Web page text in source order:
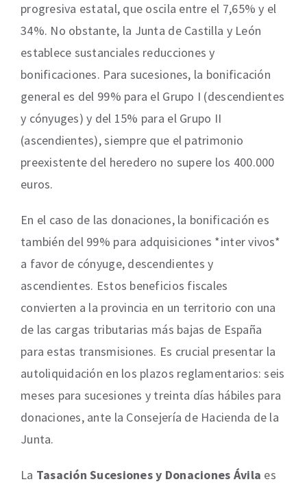
progresiva estatal, que oscila entre el 7,65% y el
34%. No obstante, la Junta de Castilla y León
establece sustanciales reducciones y
bonificaciones. Para sucesiones, la bonificación
general es del 99% para el Grupo I (descendientes
y cónyuges) y del 15% para el Grupo II
(ascendientes), siempre que el patrimonio
preexistente del heredero no supere los 400.000
euros.
En el caso de las donaciones, la bonificación es
también del 99% para adquisiciones *inter vivos*
a favor de cónyuge, descendientes y
ascendientes. Estos beneficios fiscales
convierten a la provincia en un territorio con una
de las cargas tributarias más bajas de España
para estas transmisiones. Es crucial presentar la
autoliquidación en los plazos reglamentarios: seis
meses para sucesiones y treinta días hábiles para
donaciones, ante la Consejería de Hacienda de la
Junta.
La Tasación Sucesiones y Donaciones Ávila es